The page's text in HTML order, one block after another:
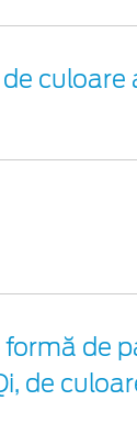
culoare
de
de